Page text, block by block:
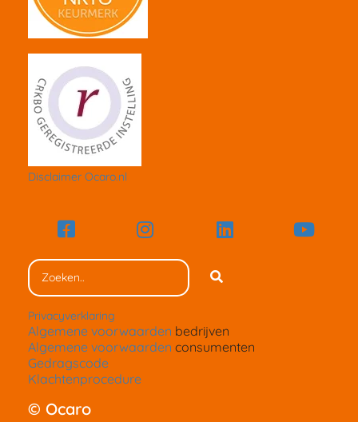
Disclaimer Ocaro.nl
Privacyverklaring
Algemene voorwaarden bedrijven
Algemene voorwaarden consumenten
Gedragscode
Klachtenprocedure
© Ocaro